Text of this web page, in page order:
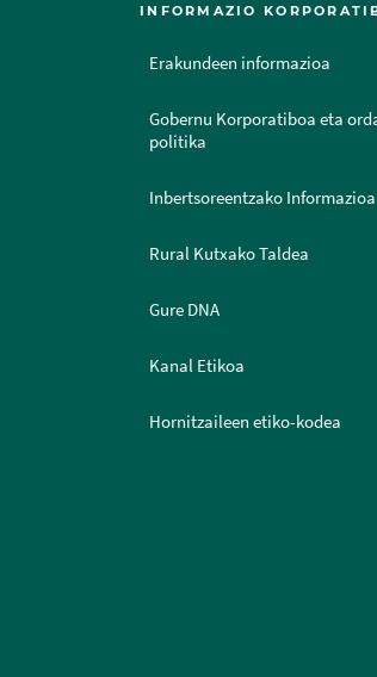
INFORMAZIO
Erakundeen informazioa
Gobernu Korporatiboa eta
politika
Inbertsoreentzako Informazioa
Rural Kutxako Taldea
Gure DNA
Kanal Etikoa
Hornitzaileen etiko-kodea